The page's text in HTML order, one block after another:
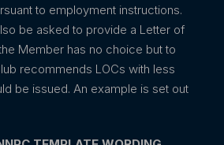
to employment instructions.
be asked to provide a Letter of
Member has no choice but to
recommends LOCs with less
be issued. An example is set out